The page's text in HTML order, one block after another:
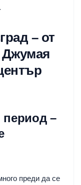
– от
Джумая
период –
преди да се